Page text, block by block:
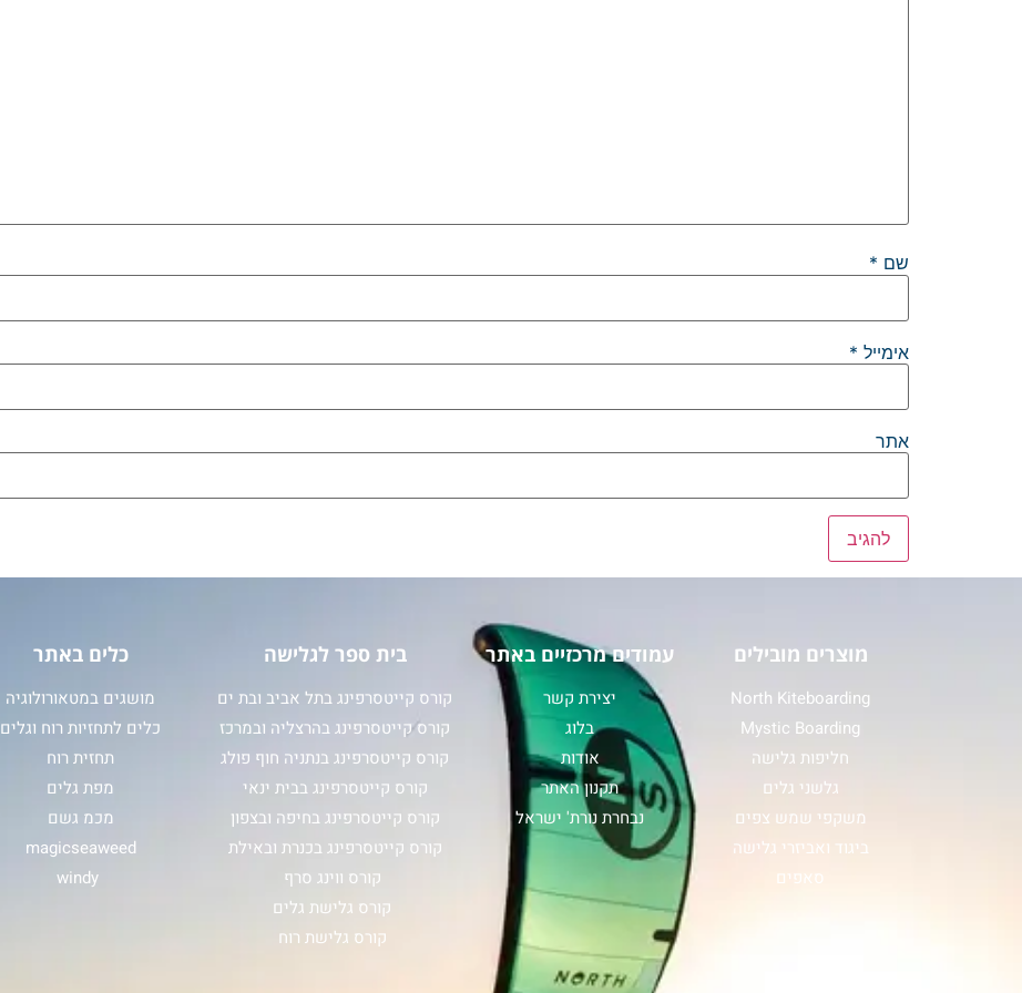
שם *
אימייל *
אתר
מוצרים מובילים
North Kiteboarding
Mystic Boarding
חליפות גלישה
גלשני גלים
משקפי שמש צפים
ביגוד ואביזרי גלישה
סאפים
עמודים מרכזיים באתר
יצירת קשר
בלוג
אודות
תקנון האתר
נבחרת נורת' ישראל
בית ספר לגלישה
קורס קייטסרפינג בתל אביב ובת ים
קורס קייטסרפינג בהרצליה ובמרכז
קורס קייטסרפינג בנתניה חוף פולג
קורס קייטסרפינג בבית ינאי
קורס קייטסרפינג בחיפה ובצפון
קורס קייטסרפינג בכנרת ובאילת
קורס ווינג סרף
קורס גלישת גלים
קורס גלישת רוח
כלים באתר
מושגים במטאורולוגיה
כלים לתחזיות רוח וגלים
תחזית רוח
מפת גלים
מכמ גשם
magicseaweed
windy